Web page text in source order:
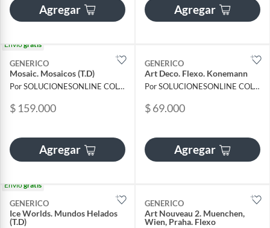
Agregar Agregar
Envíogratis
GENERICO
Mosaic. Mosaicos (T.D)
Por SOLUCIONESONLINE COLOMBIA SAS
$ 159.000
Agregar
GENERICO
Art Deco. Flexo. Konemann
Por SOLUCIONESONLINE COLOMBIA SAS
$ 69.000
Agregar
Envíogratis
GENERICO
Ice Worlds. Mundos Helados
(T.D)
GENERICO
Art Nouveau 2. Muenchen,
Wien, Praha. Flexo